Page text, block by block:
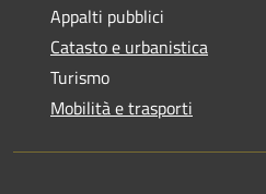
Appalti pubblici
Catasto e urbanistica
Turismo
Mobilità e trasporti